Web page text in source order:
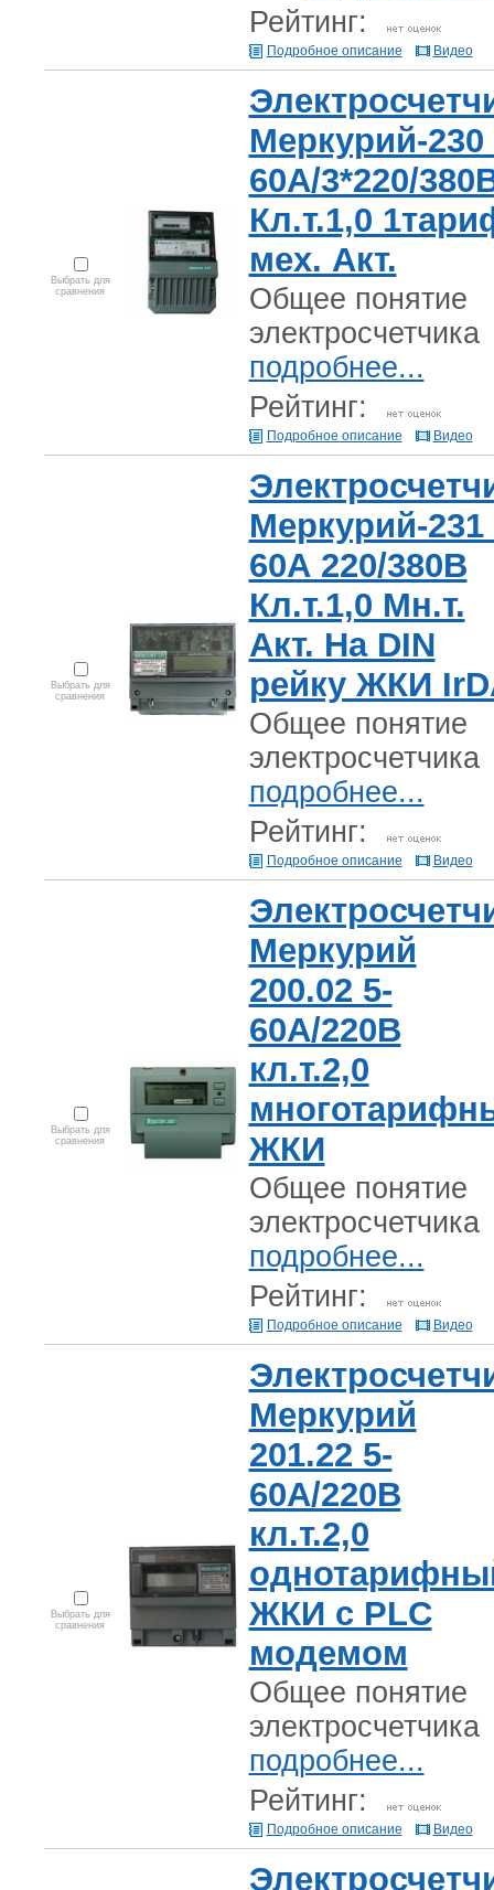
Рейтинг:
Подробное описание Видео
Выбрать для
сравнения
Меркурий-230
60А/3*220/
Кл.т.1,0
мех. Акт.
Общее понятие
электросчетчика
подробнее...
Рейтинг:
Подробное описание Видео
Выбрать для
сравнения
Меркурий-231
60А 220/380В
Кл.т.1,0 Мн.т.
Акт. На DIN
рейку ЖКИ
Общее понятие
электросчетчика
подробнее...
Рейтинг:
Подробное описание Видео
Выбрать для
сравнения
Меркурий
200.02 5-
60А/220В
кл.т.2,0
ЖКИ
Общее понятие
электросчетчика
подробнее...
Рейтинг:
Подробное описание Видео
Выбрать для
сравнения
Меркурий
201.22 5-
60А/220В
кл.т.2,0
ЖКИ с PLC
модемом
Общее понятие
электросчетчика
подробнее...
Рейтинг:
Подробное описание Видео